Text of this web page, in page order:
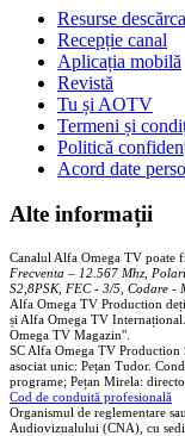
Resurse
Recepție canal
Aplicația mobilă
Revistă
Tu și AOTV
Termeni și
Politică
Acord date
Alte informații
Canalul Alfa Omega TV poate
Frecventa – 12.567 Mhz,
S2,8PSK, FEC - 3/5, Codare -
Alfa Omega TV Production
și Alfa Omega TV
Omega TV Magazin".
SC Alfa Omega TV Production
asociat unic: Pețan Tudor.
programe; Pețan Mirela:
Cod de conduită profesională
Organismul de reglementare
Audiovizualului (CNA), cu